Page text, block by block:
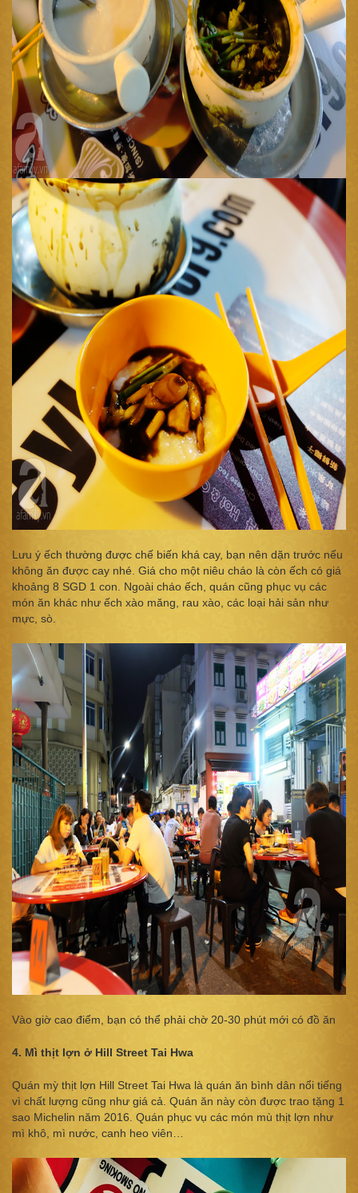
Lưu ý ếch thường được chế biến khá cay, bạn nên dặn trước nếu
không ăn được cay nhé. Giá cho một niêu cháo là còn ếch có giá
khoảng 8 SGD 1 con. Ngoài cháo ếch, quán cũng phục vụ các
món ăn khác như ếch xào măng, rau xào, các loại hải sản như
mực, sò.
Vào giờ cao điểm, bạn có thể phải chờ 20-30 phút mới có đồ ăn
4. Mì thịt lợn ở Hill Street Tai Hwa
Quán mỳ thịt lợn Hill Street Tai Hwa là quán ăn bình dân nổi tiếng
vì chất lượng cũng như giá cả. Quán ăn này còn được trao tặng 1
sao Michelin năm 2016. Quán phục vụ các món mù thịt lợn như
mì khô, mì nước, canh heo viên…